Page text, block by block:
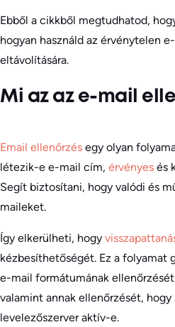
Ebből a cikkből megtudhatod,
hogyan használd az érvénytelen
eltávolítására.
Mi az az e-mail
Email ellenőrzés egy olyan
létezik-e e-mail cím, érvényes és
Segít biztosítani, hogy valódi és
maileket.
Így elkerülheti, hogy
kézbesíthetőségét. Ez a folyamat
e-mail formátumának
valamint annak ellenőrzését,
levelezőszerver aktív-e.